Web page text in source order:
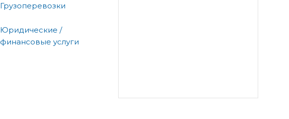
Грузоперевозки
Юридические /
финансовые услуги